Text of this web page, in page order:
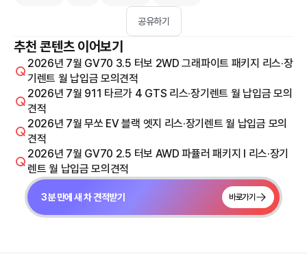
공유하기
추천 콘텐츠 이어보기
2026년 7월 GV70 3.5 터보 2WD 그래파이트 패키지 리스·장
기렌트 월 납입금 모의견적
2026년 7월 911 타르가 4 GTS 리스·장기렌트 월 납입금 모의
견적
2026년 7월 무쏘 EV 블랙 엣지 리스·장기렌트 월 납입금 모의
견적
2026년 7월 GV70 2.5 터보 AWD 파퓰러 패키지 I 리스·장기
렌트 월 납입금 모의견적
3분 만에 새 차 견적받기 바로가기